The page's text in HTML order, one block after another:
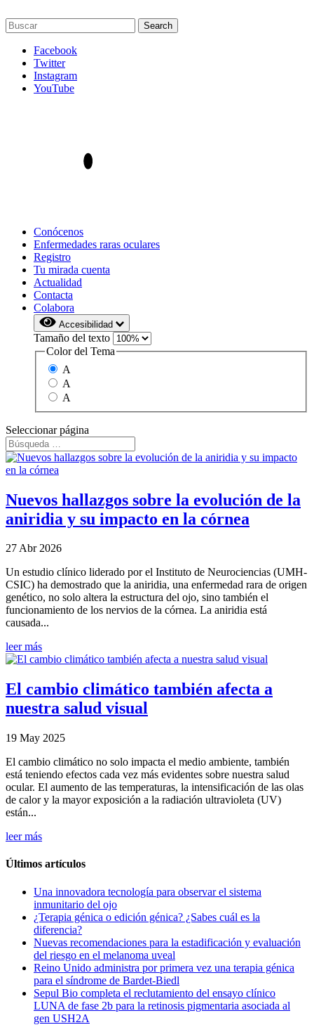
Facebook
Twitter
Instagram
YouTube
Conócenos
Enfermedades raras oculares
Registro
Tu mirada cuenta
Actualidad
Contacta
Colabora
Accesibilidad
Tamaño del texto
Color del Tema
A
A
A
Seleccionar página
Nuevos hallazgos sobre la evolución de la
aniridia y su impacto en la córnea
27 Abr 2026
Un estudio clínico liderado por el Instituto de Neurociencias (UMH-
CSIC) ha demostrado que la aniridia, una enfermedad rara de origen
genético, no solo altera la estructura del ojo, sino también el
funcionamiento de los nervios de la córnea. La aniridia está
causada...
leer más
El cambio climático también afecta a
nuestra salud visual
19 May 2025
El cambio climático no solo impacta el medio ambiente, también
está teniendo efectos cada vez más evidentes sobre nuestra salud
ocular. El aumento de las temperaturas, la intensificación de las olas
de calor y la mayor exposición a la radiación ultravioleta (UV)
están...
leer más
Últimos artículos
Una innovadora tecnología para observar el sistema
inmunitario del ojo
¿Terapia génica o edición génica? ¿Sabes cuál es la
diferencia?
Nuevas recomendaciones para la estadificación y evaluación
del riesgo en el melanoma uveal
Reino Unido administra por primera vez una terapia génica
para el síndrome de Bardet-Biedl
Sepul Bio completa el reclutamiento del ensayo clínico
LUNA de fase 2b para la retinosis pigmentaria asociada al
gen USH2A